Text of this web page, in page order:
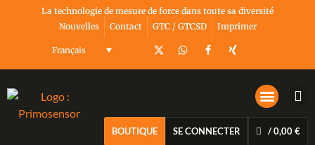
La technologie de mesure de force dans toute sa diversité
Nouvelles
Contact GTC / GTCSD Imprimer
Français
BOUTIQUE SE CONNECTER /0,00€